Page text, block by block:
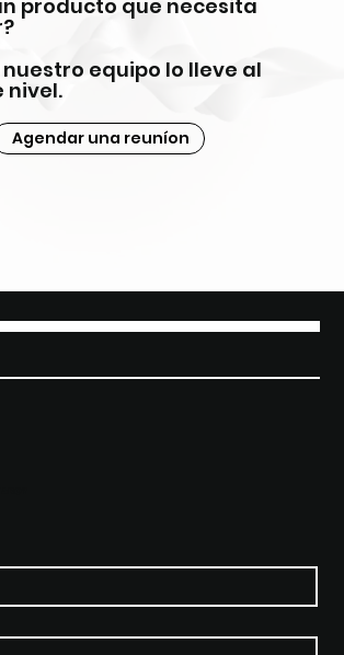
producto que necesita
equipo lo lleve al
nivel.
Agendar una reuníon